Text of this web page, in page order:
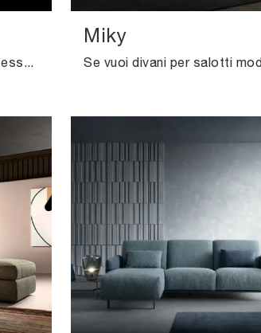
Cerchi salotti e divani Felis in tessuto? Clicca e scopri di più sul modello Reverso per spazi moderni.
Miky